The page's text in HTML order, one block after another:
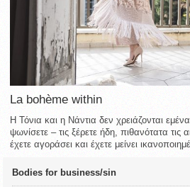
La bohème within
Η Τόνια και η Νάντια δεν χρειάζονται
ψωνίσετε – τις ξέρετε ήδη, πιθανότατα τις
έχετε αγοράσει και έχετε μείνει
Bodies for business/sin